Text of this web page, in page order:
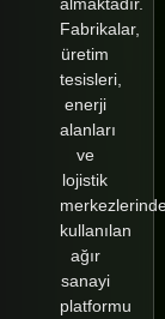
Fabrikalar,
üretim
tesisleri,
enerji
alanları
ve
lojistik
kullanılan
ağır
sanayi
platformu